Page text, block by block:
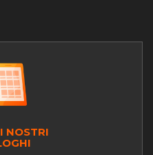
NOSTRI